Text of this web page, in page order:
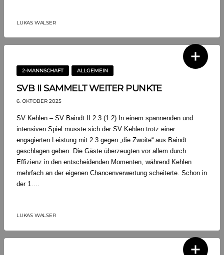
LUKAS WALSER
2-MANNSCHAFT ALLGEMEIN
SVB II SAMMELT WEITER PUNKTE
6. OKTOBER 2025
SV Kehlen – SV Baindt II 2:3 (1:2) In einem spannenden und
intensiven Spiel musste sich der SV Kehlen trotz einer
engagierten Leistung mit 2:3 gegen „die Zwoite“ aus Baindt
geschlagen geben. Die Gäste überzeugten vor allem durch
Effizienz in den entscheidenden Momenten, während Kehlen
mehrfach an der eigenen Chancenverwertung scheiterte. Schon in
der 1….
LUKAS WALSER